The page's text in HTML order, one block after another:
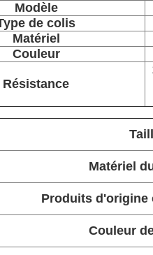
Modèle
de colis
Matériel
Couleur
Résistance
Matériel
Produits d'origine
Couleur